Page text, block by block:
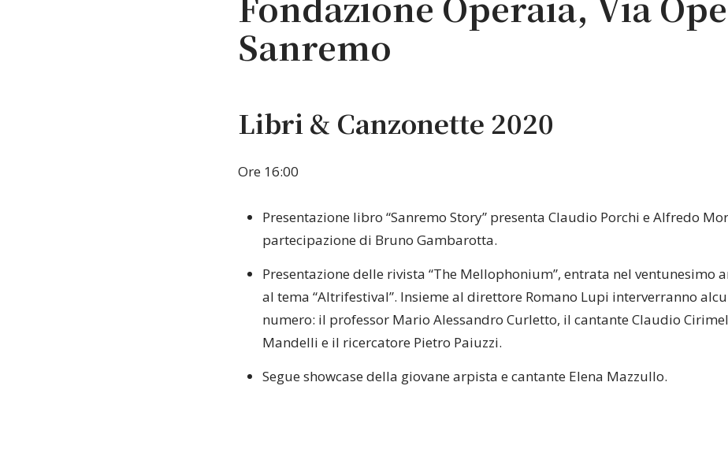
Sanremo
Libri & Canzonette 2020
Ore 16:00
Presentazione libro “Sanremo Story” presenta Claudio Porchi e Alfredo
partecipazione di Bruno Gambarotta.
Presentazione delle rivista “The Mellophonium”, entrata nel ventunesimo
al tema “Altrifestival”. Insieme al direttore Romano Lupi interverranno
numero: il professor Mario Alessandro Curletto, il cantante Claudio
Mandelli e il ricercatore Pietro Paiuzzi.
Segue showcase della giovane arpista e cantante Elena Mazzullo.